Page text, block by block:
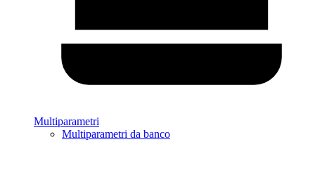
Multiparametri
Multiparametri da banco